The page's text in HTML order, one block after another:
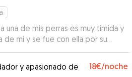
una de mis perras es muy timida y
de mi y se fue con ella por su
, es una profesional total el
que volveremos por zaragoza va
unica opcion para dejar a nuestras
y apasionado de
18€/noche